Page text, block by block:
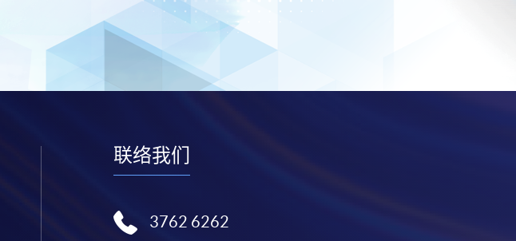
联络我们
3762 6262